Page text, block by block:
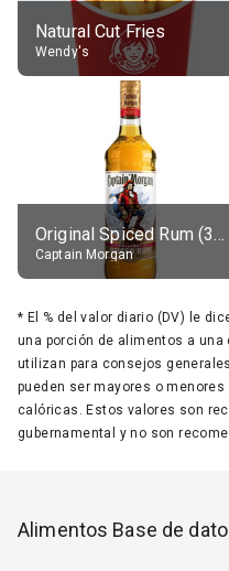
Natural Cut Fries
Wendy's
Original Spiced Rum (35% alc.)
Captain Morgan
* El % del valor diario (DV) le
una porción de alimentos a
utilizan para consejos
pueden ser mayores o
calóricas. Estos valores son
gubernamental y no son
Alimentos Base de